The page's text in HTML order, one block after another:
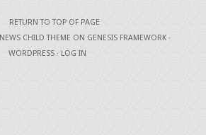
RETURN TO TOP OF PAGE
NEWS CHILD THEME ON GENESIS FRAMEWORK ·
WORDPRESS · LOG IN